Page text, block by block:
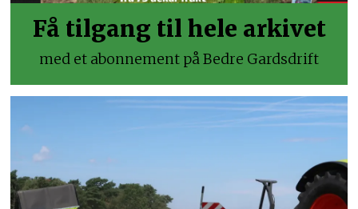
Få tilgang til hele arkivet
med et abonnement på Bedre Gardsdrift